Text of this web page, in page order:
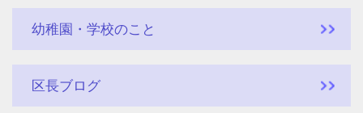
幼稚園・学校のこと
区長ブログ